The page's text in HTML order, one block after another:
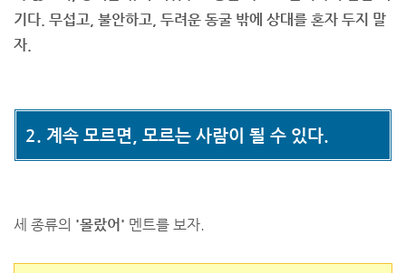
기다. 무섭고, 불안하고, 두려운 동굴 밖에 상대를 혼자 두지 말
자.
2. 계속 모르면, 모르는 사람이 될 수 있다.
세 종류의 '몰랐어' 멘트를 보자.